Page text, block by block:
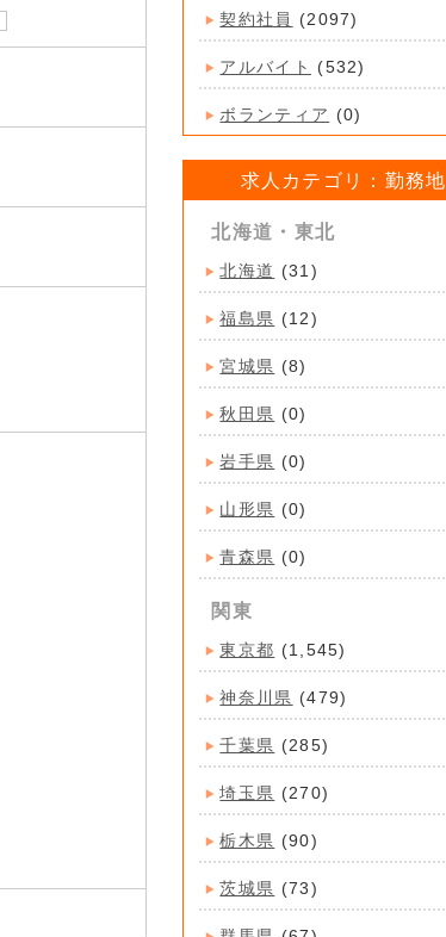
契約社員 (2097)
アルバイト (532)
ボランティア (0)
求人カテゴリ：勤務地
北海道・東北
北海道 (31)
福島県 (12)
宮城県 (8)
秋田県 (0)
岩手県 (0)
山形県 (0)
青森県 (0)
関東
東京都 (1,545)
神奈川県 (479)
千葉県 (285)
埼玉県 (270)
栃木県 (90)
茨城県 (73)